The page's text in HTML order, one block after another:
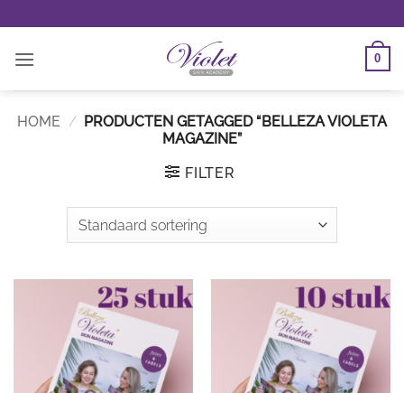
naar
inhoud
0
HOME / PRODUCTEN GETAGGED “BELLEZA VIOLETA
MAGAZINE”
FILTER